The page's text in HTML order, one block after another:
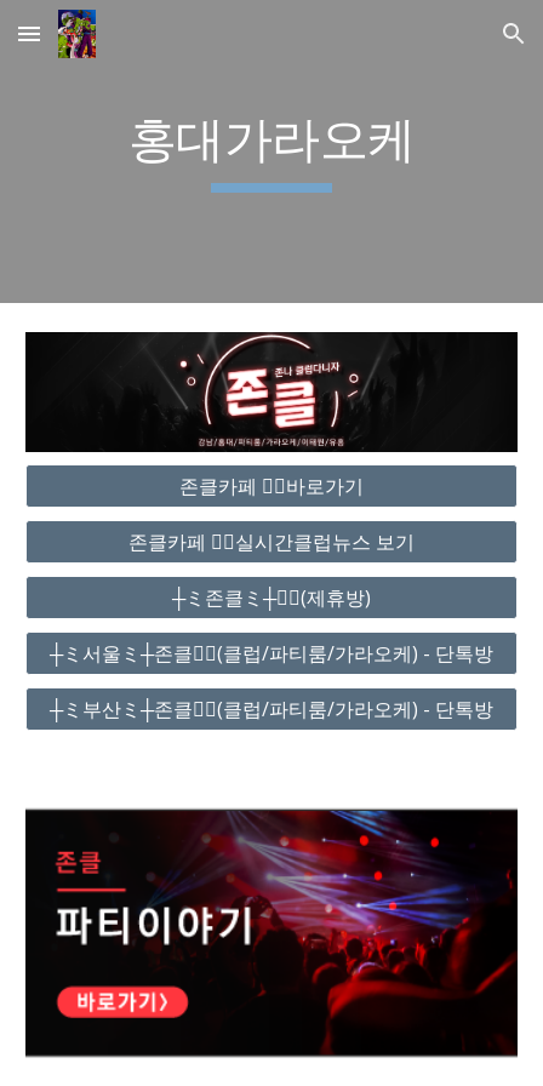
Skip to main content Skip to navigation
홍대가라오케
존클카페 ❤️‍🔥바로가기
존클카페 ❤️‍🔥실시간클럽뉴스 보기
┼ミ존클ミ┼❤️‍🔥(제휴방)
┼ミ서울ミ┼존클❤️‍🔥(클럽/파티룸/가라오케) - 단톡방
┼ミ부산ミ┼존클❤️‍🔥(클럽/파티룸/가라오케) - 단톡방